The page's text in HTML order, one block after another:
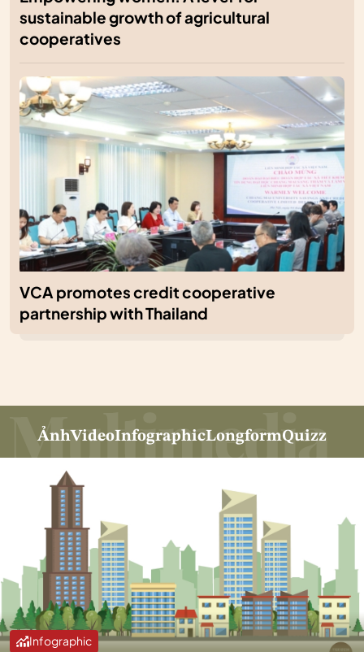
sustainable growth of agricultural
cooperatives
VCA promotes credit cooperative
partnership with Thailand
ẢnhVideoInfographicLongformQuizz
Infographic